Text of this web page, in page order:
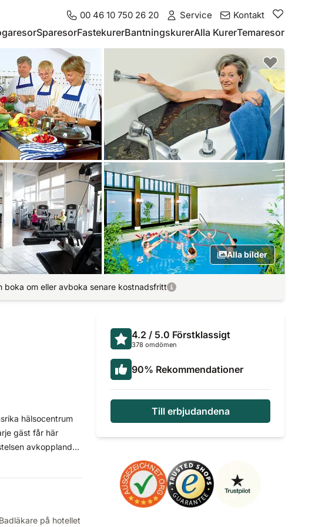
00 46 10 750 26 20 Service Kontakt
SparesorFastekurerBantningskurerAlla KurerTemaresor
Alla bilder
om eller avboka senare kostnadsfritt
4.2 / 5.0 Förstklassigt
378 omdömen
90% Rekommendationer
Till erbjudandena
hälsocentrum
gäst får här
avkopplande
Badläkare på hotellet